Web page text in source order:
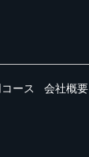
ース 会社概要